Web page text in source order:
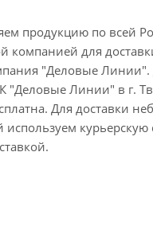
продукцию по всей
компанией для
"Деловые Линии".
"Деловые Линии" в г.
Для доставки
используем курьерскую